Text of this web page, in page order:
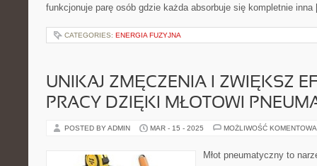
funkcjonuje parę osób gdzie każda absorbuje się kompletnie
CATEGORIES: ENERGIA FUZYJNA
UNIKAJ ZMĘCZENIA I ZWIĘKSZ
PRACY DZIĘKI MŁOTOWI
POSTED BY ADMIN MAR - 15 - 2025 MOŻLIWOŚĆ
Młot pneumatyczny to